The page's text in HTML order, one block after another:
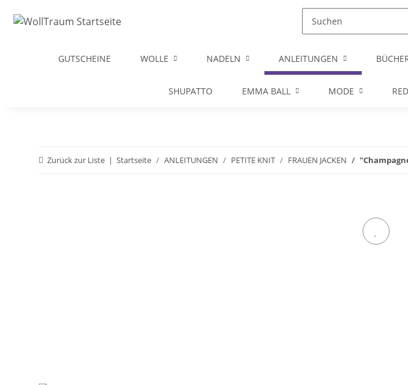
GUTSCHEINE WOLLE NADELN ANLEITUNGEN
SHUPATTO EMMA BALL MODE
Zurück zur Liste Startseite ANLEITUNGEN PETITE KNIT FRAUEN JACKEN